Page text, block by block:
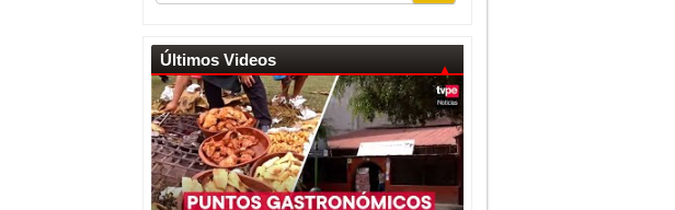
Últimos Videos